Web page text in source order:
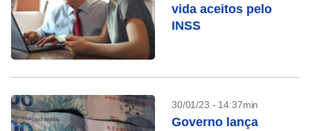
vida aceitos pelo
INSS
30/01/23 - 14:37min
Governo lança